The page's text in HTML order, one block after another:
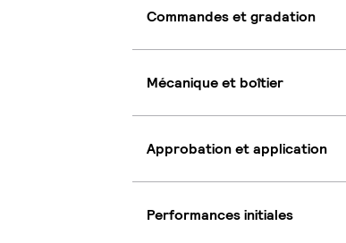
Commandes et gradation
Mécanique et boîtier
Approbation et application
Performances initiales